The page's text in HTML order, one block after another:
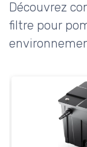
Découvrez
filtre pour